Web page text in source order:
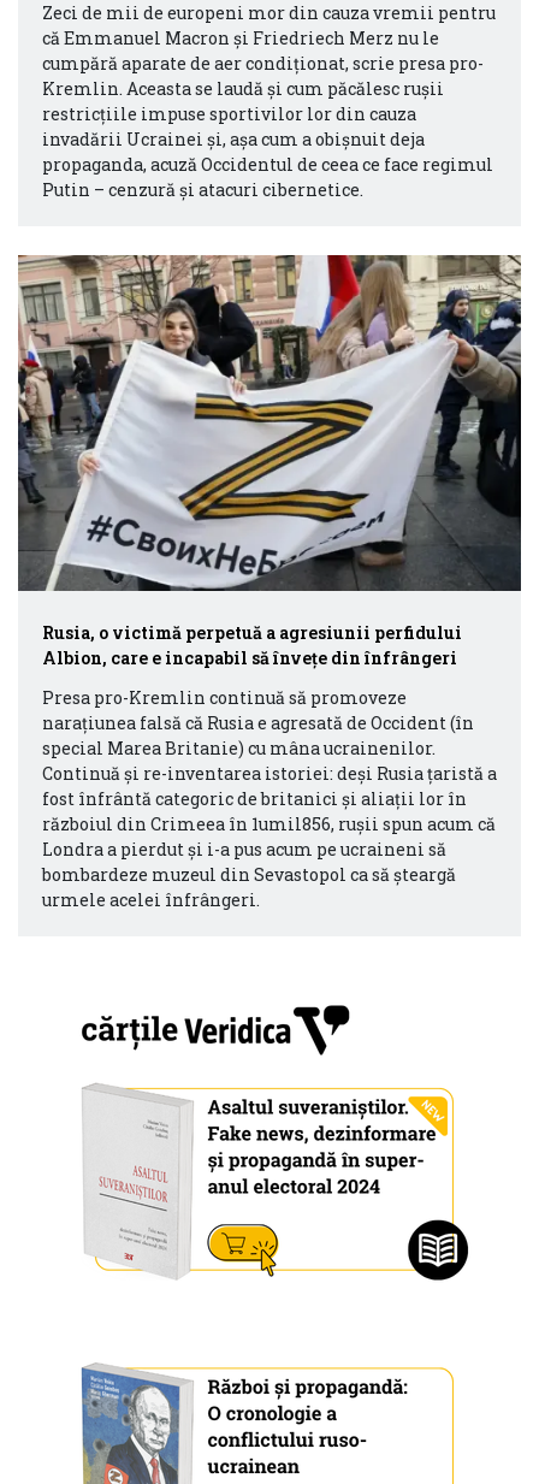
Zeci de mii de europeni mor din cauza vremii pentru
că Emmanuel Macron și Friedriech Merz nu le
cumpără aparate de aer condiționat, scrie presa pro-
Kremlin. Aceasta se laudă și cum păcălesc rușii
restricțiile impuse sportivilor lor din cauza
invadării Ucrainei și, așa cum a obișnuit deja
propaganda, acuză Occidentul de ceea ce face regimul
Putin – cenzură și atacuri cibernetice.
Rusia, o victimă perpetuă a agresiunii perfidului
Albion, care e incapabil să învețe din înfrângeri
Presa pro-Kremlin continuă să promoveze
narațiunea falsă că Rusia e agresată de Occident (în
special Marea Britanie) cu mâna ucrainenilor.
Continuă și re-inventarea istoriei: deși Rusia țaristă a
fost înfrântă categoric de britanici și aliații lor în
războiul din Crimeea în 1umil856, rușii spun acum că
Londra a pierdut și i-a pus acum pe ucraineni să
bombardeze muzeul din Sevastopol ca să șteargă
urmele acelei înfrângeri.